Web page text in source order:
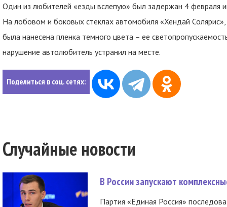
Один из любителей «езды вслепую» был задержан 4 февраля
На лобовом и боковых стеклах автомобиля «Хендай
была нанесена пленка темного цвета – ее
нарушение автолюбитель устранил на месте.
Поделиться в соц. сетях:
Случайные новости
В России запускают
Партия «Единая Россия»